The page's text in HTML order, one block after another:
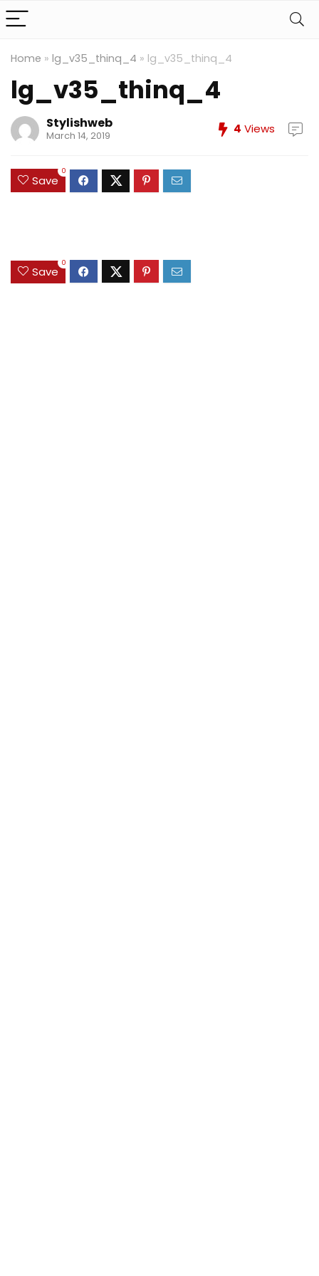
Home » lg_v35_thinq_4 » lg_v35_thinq_4
lg_v35_thinq_4
Stylishweb
March 14, 2019 4 Views
Save
0
Save
0